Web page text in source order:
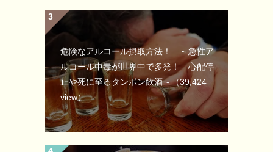
危険なアルコール摂取方法！ ～急性ア
ルコール中毒が世界中で多発！ 心配停
止や死に至るタンポン飲酒～（39,424
view）